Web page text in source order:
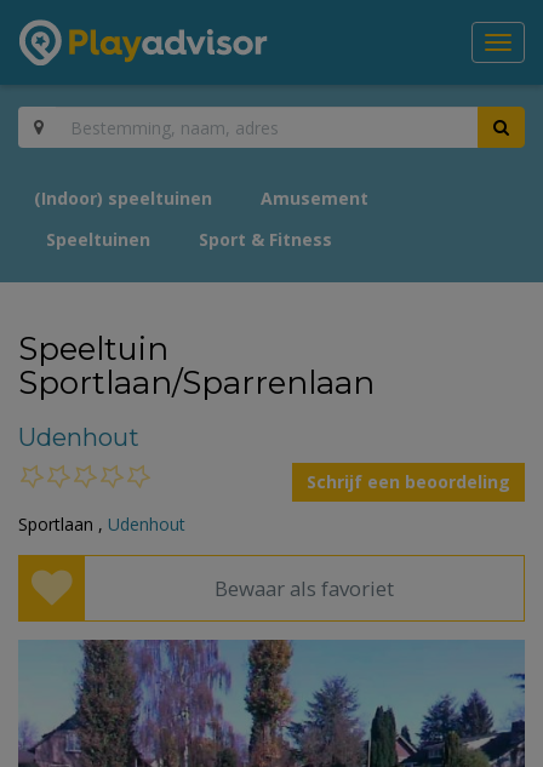
(Indoor) speeltuinen
Amusement
Speeltuinen
Sport & Fitness
Speeltuin
Sportlaan/Sparrenlaan
Udenhout
Schrijf een beoordeling
Sportlaan , Udenhout
Bewaar als favoriet